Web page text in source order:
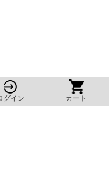
グイン カート